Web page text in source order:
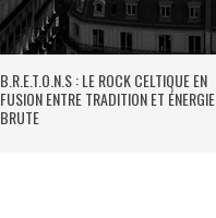
B.R.E.T.O.N.S : LE ROCK CELTIQUE EN
FUSION ENTRE TRADITION ET ÉNERGIE
BRUTE